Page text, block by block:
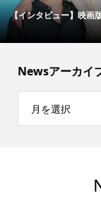
【インタビュー】映画
Newsアーカイ
月を選択